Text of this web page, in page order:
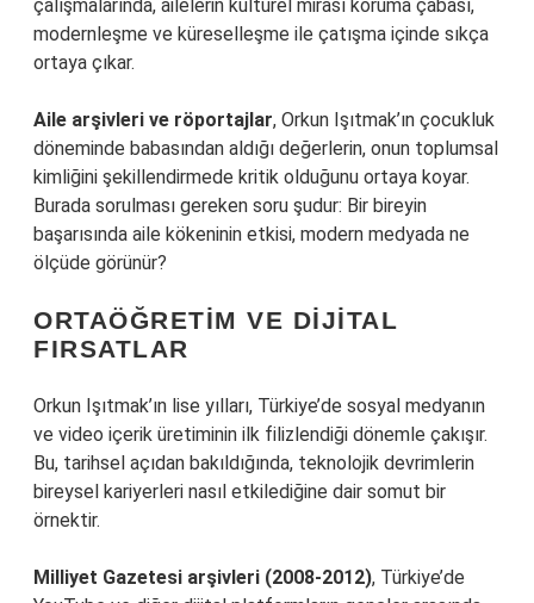
çalışmalarında, ailelerin kültürel mirası koruma çabası,
modernleşme ve küreselleşme ile çatışma içinde sıkça
ortaya çıkar.
Aile arşivleri ve röportajlar, Orkun Işıtmak’ın çocukluk
döneminde babasından aldığı değerlerin, onun toplumsal
kimliğini şekillendirmede kritik olduğunu ortaya koyar.
Burada sorulması gereken soru şudur: Bir bireyin
başarısında aile kökeninin etkisi, modern medyada ne
ölçüde görünür?
ORTAÖĞRETIM VE DIJITAL
FIRSATLAR
Orkun Işıtmak’ın lise yılları, Türkiye’de sosyal medyanın
ve video içerik üretiminin ilk filizlendiği dönemle çakışır.
Bu, tarihsel açıdan bakıldığında, teknolojik devrimlerin
bireysel kariyerleri nasıl etkilediğine dair somut bir
örnektir.
Milliyet Gazetesi arşivleri (2008-2012), Türkiye’de